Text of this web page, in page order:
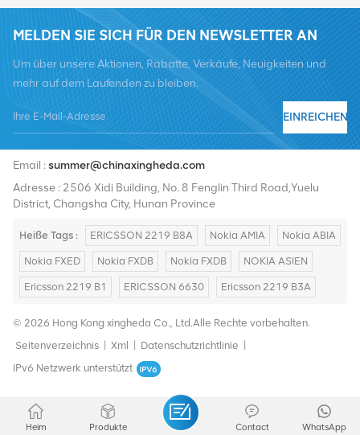
MELDEN SIE SICH FÜR DEN NEWSLETTER AN
Um über unsere Aktionen, Rabatte, Verkäufe, Neuigkeiten und
mehr auf dem Laufenden zu bleiben.
EINREICHEN
Email :summer@chinaxingheda.com
Adresse : 2506 Xidi Building, No. 8 Fenglin Third Road,Yuelu
District, Changsha City, Hunan Province
Heiße Tags : ERICSSON 2219 B8A Nokia AMIA Nokia ABIA
Nokia FXED Nokia FXDB Nokia FXDB NOKIA ASIEN
Ericsson 2219 B1 ERICSSON 6630 Ericsson 2219 B3A
© 2026 Hong Kong xingheda Co., Ltd.Alle Rechte vorbehalten.
Seitenverzeichnis
Xml Datenschutzrichtlinie
IPv6 Netzwerk unterstützt
Heim Produkte WhatsApp
Contact